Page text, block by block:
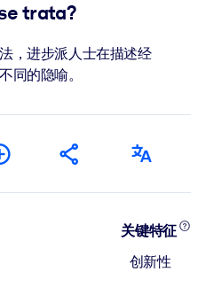
conocimientos fiables y
resultados.
trata?
，进步派人士在描述经
同的隐喻。
关键特征
创新性